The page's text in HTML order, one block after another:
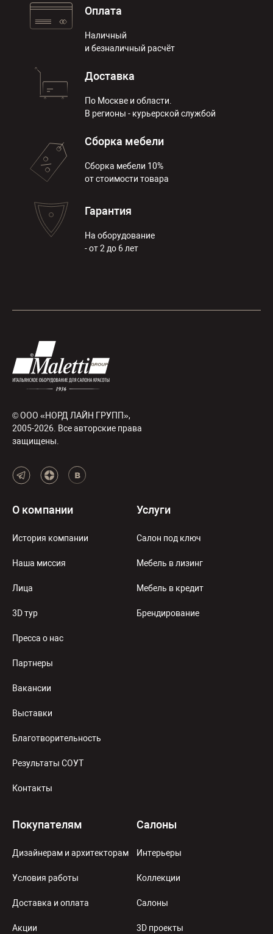
Оплата
Наличный
и безналичный расчёт
Доставка
По Москве и области.
В регионы - курьерской службой
Сборка мебели
Сборка мебели 10%
от стоимости товара
Гарантия
На оборудование
- от 2 до 6 лет
© ООО «НОРД ЛАЙН ГРУПП»,
2005-2026. Все авторские права
защищены.
О компании
История компании
Наша миссия
Лица
3D тур
Пресса о нас
Партнеры
Вакансии
Выставки
Благотворительность
Результаты СОУТ
Контакты
Услуги
Салон под ключ
Мебель в лизинг
Мебель в кредит
Брендирование
Покупателям
Дизайнерам и архитекторам
Условия работы
Доставка и оплата
Акции
Салоны
Интерьеры
Коллекции
Салоны
3D проекты